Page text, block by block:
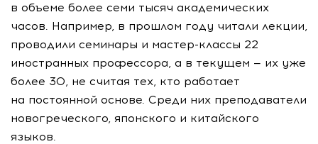
в объеме более семи тысяч академических
часов. Например, в прошлом году читали лекции,
проводили семинары и мастер-классы 22
иностранных профессора, а в текущем — их уже
более 30, не считая тех, кто работает
на постоянной основе. Среди них преподаватели
новогреческого, японского и китайского
языков.